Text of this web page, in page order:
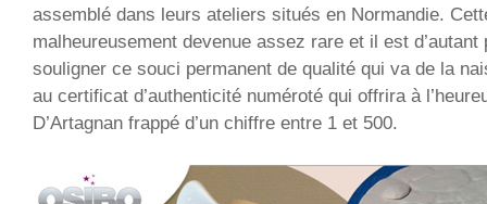
assemblé dans leurs ateliers situés en Normandie.
malheureusement devenue assez rare et il est
souligner ce souci permanent de qualité qui va de la
au certificat d’authenticité numéroté qui offrira à
D’Artagnan frappé d’un chiffre entre 1 et 500.